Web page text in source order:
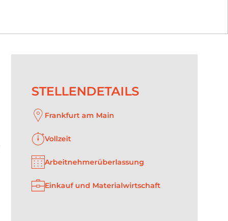
STELLENDETAILS
Frankfurt am Main
Vollzeit
Arbeitnehmerüberlassung
Einkauf und Materialwirtschaft